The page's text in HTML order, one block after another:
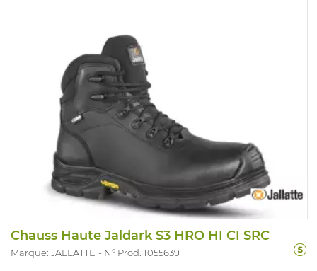
Chauss Haute Jaldark S3 HRO HI CI SRC
Marque: JALLATTE N° Prod. 1055639